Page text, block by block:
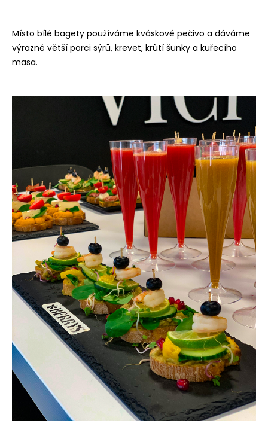
Místo bílé bagety používáme kváskové pečivo a dáváme
výrazně větší porci sýrů, krevet, krůtí šunky a kuřecího
masa.
?
HLEDAT
p
o
r
u
č
u
m
e